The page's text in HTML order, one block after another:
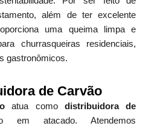
além de ter excelente
uma queima limpa e
churrasqueiras residenciais,
gastronômicos.
de Carvão
atua como distribuidora de
em atacado. Atendemos